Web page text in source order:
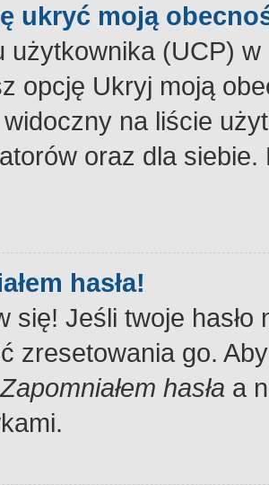
ukryć moją
użytkownika (UCP) w
opcję Ukryj moją
na liście
oraz dla
hasła!
się! Jeśli twoje
zresetowania go.
Zapomniałem hasła a